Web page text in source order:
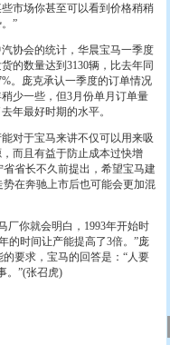
市场你甚至可以看到价格稍稍
”
会的统计，华晨宝马一季度
的数量达到3130辆，比去年同
。庞克承认一季度的订单情况
少一些，但3月份单月订单量
年最好时期的水平。
于宝马来讲不仅可以用来吸
而且有益于防止成本过快增
省长不久前提出，希望宝马建
在奔驰上市后也可能会更加混
你就会明白，1993年开始时
的时间让产能提高了3倍。”庞
要求，宝马的回答是：“人要
。”(张召虎)